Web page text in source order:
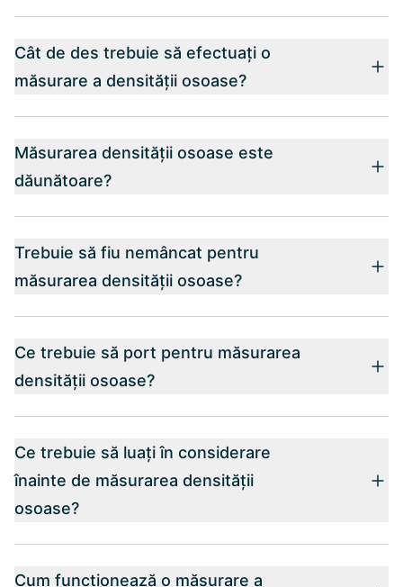
Cât de des trebuie să efectuați o
măsurare a densității osoase?
Măsurarea densității osoase este
dăunătoare?
Trebuie să fiu nemâncat pentru
măsurarea densității osoase?
Ce trebuie să port pentru măsurarea
densității osoase?
Ce trebuie să luați în considerare
înainte de măsurarea densității
osoase?
Cum funcționează o măsurare a